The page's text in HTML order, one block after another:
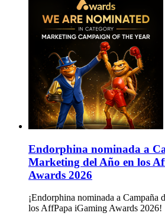
Endorphina nominada a
Marketing del Año en los
Awards 2026
¡Endorphina nominada a Campaña
los AffPapa iGaming Awards 2026!